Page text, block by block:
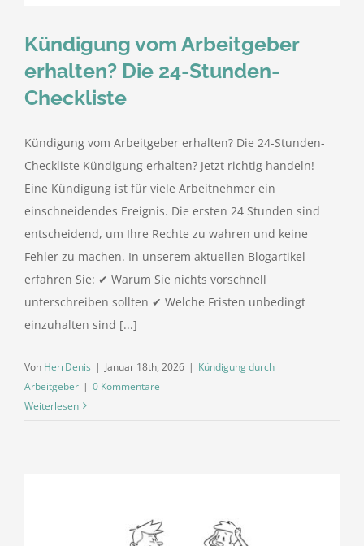
Kündigung vom Arbeitgeber
erhalten? Die 24-Stunden-
Checkliste
Kündigung vom Arbeitgeber erhalten? Die 24-Stunden-
Checkliste Kündigung erhalten? Jetzt richtig handeln!
Eine Kündigung ist für viele Arbeitnehmer ein
einschneidendes Ereignis. Die ersten 24 Stunden sind
entscheidend, um Ihre Rechte zu wahren und keine
Fehler zu machen. In unserem aktuellen Blogartikel
erfahren Sie: ✔ Warum Sie nichts vorschnell
unterschreiben sollten ✔ Welche Fristen unbedingt
einzuhalten sind [...]
Von HerrDenis | Januar 18th, 2026 | Kündigung durch
Arbeitgeber | 0 Kommentare
Weiterlesen